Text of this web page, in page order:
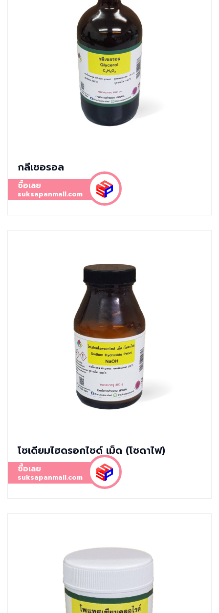
กลีเซอรอล
ซื้อเลย
suksapanmall.com
โซเดียมไฮดรอกไซด์ เม็ด (โซดาไฟ)
ซื้อเลย
suksapanmall.com